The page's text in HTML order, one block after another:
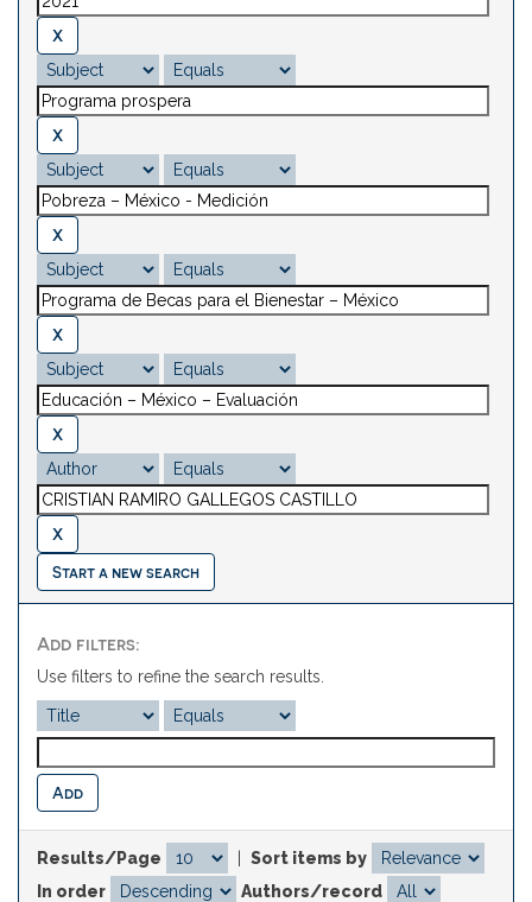
Start a new search
Add filters:
Use filters to refine the search results.
Results/Page
Sort items by
In order
Authors/record